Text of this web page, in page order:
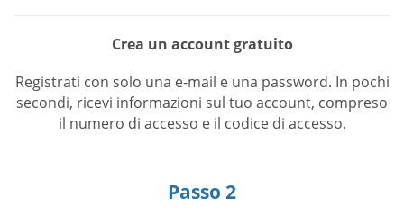
Crea un account gratuito
Registrati con solo una e-mail e una password. In pochi
secondi, ricevi informazioni sul tuo account, compreso
il numero di accesso e il codice di accesso.
Passo 2